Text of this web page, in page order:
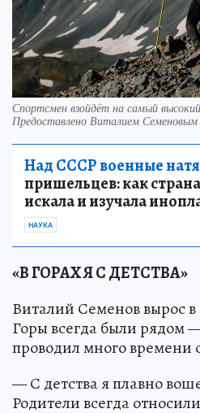
Спортсмен взойдёт на самый
Предоставлено Виталием Семеновым
Над СССР военные
пришельцев: как
искала и изучала
НАУКА
«В ГОРАХ Я С ДЕТСТВА»
Виталий Семенов вырос в
Горы всегда были рядом
проводил много времени
— С детства я плавно
Родители всегда